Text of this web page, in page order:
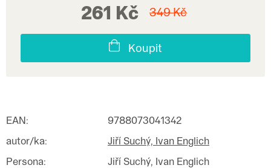
349 Kč
261 Kč
Koupit
EAN:
9788073041342
autor/ka:
Jiří Suchý, Ivan Englich
Persona:
Jiří Suchý, Ivan Englich